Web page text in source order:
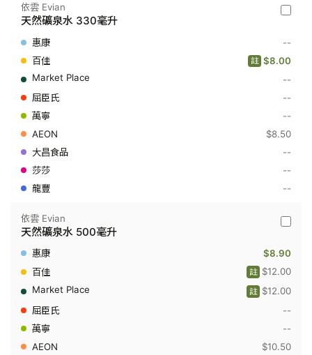
依
天
礦
330
升
依雲 Evian
天然礦泉水 330毫升
--
$8.00
註
--
--
--
$8.50
--
--
--
依
Evian
-
天
礦
水
500
升
依雲 Evian
天然礦泉水 500毫升
$8.90
$12.00
註
$12.00
註
--
--
$10.50